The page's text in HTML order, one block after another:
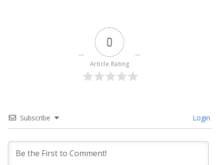
0
Article Rating
Subscribe Login